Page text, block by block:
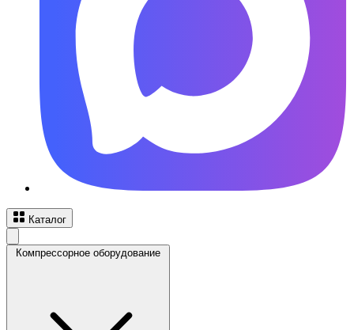
Каталог
Компрессорное оборудование